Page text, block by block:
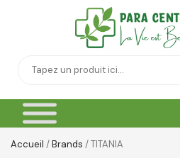
Accueil /Brands / TITANIA